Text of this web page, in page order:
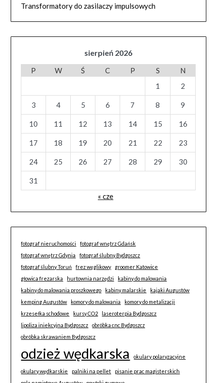
Transformatory do zasilaczy impulsowych
sierpień 2026
P W Ś C P S
N
1
2
3 4 5 6 7 8 9
10 11 12 13 14 15 16
17 18 19 20 21 22 23
24 25 26 27 28 29 30
31
« cze
fotograf nieruchomości
fotograf wnętrz Gdańsk
fotograf wnętrz Gdynia
fotograf ślubny Bydgoszcz
fotograf ślubny Toruń
frez węglikowy
groomer Katowice
głowica frezarska
hurtownia narzędzi
kabiny do malowania
kabiny do malowania proszkowego
kabiny malarskie
kajaki Augustów
kemping Augustów
komory do malowania
komory do metalizacji
krzesełka schodowe
kursy CO2
laseroterpia Bydgoszcz
lipoliza iniekcyjna Bydgoszcz
obróbka cnc Bydgoszcz
obróbka skrawaniem Bydgoszcz
odzież wędkarska okulary polaryzacyjne
okulary wędkarskie palniki na pellet
pisanie prac magisterskich